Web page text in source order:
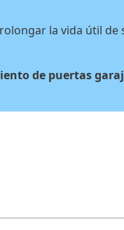
la vida útil de
de puertas